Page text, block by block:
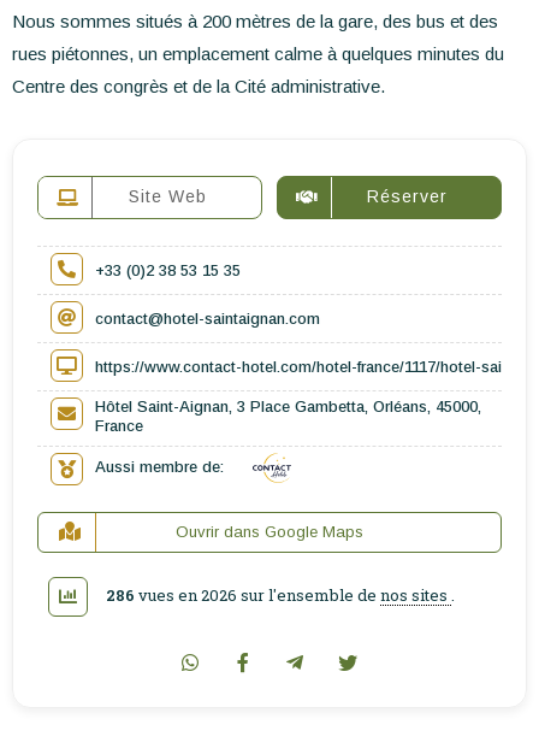
Nous sommes situés à 200 mètres de la gare, des bus et des
rues piétonnes, un emplacement calme à quelques minutes du
Centre des congrès et de la Cité administrative.
Site Web Réserver
+33 (0)2 38 53 15 35
contact@hotel-saintaignan.com
https://www.contact-hotel.com/hotel-france/1117/hotel-saint-
Hôtel Saint-Aignan, 3 Place Gambetta, Orléans, 45000,
France
Aussi membre de:
Ouvrir dans Google Maps
286 vues en 2026 sur l'ensemble de nos sites